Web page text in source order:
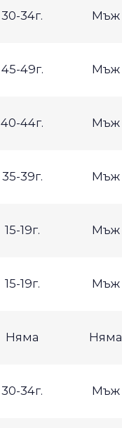
30-34г. Мъж
45-49г. Мъж
40-44г. Мъж
35-39г. Мъж
15-19г. Мъж
15-19г. Мъж
Няма Няма
30-34г. Мъж